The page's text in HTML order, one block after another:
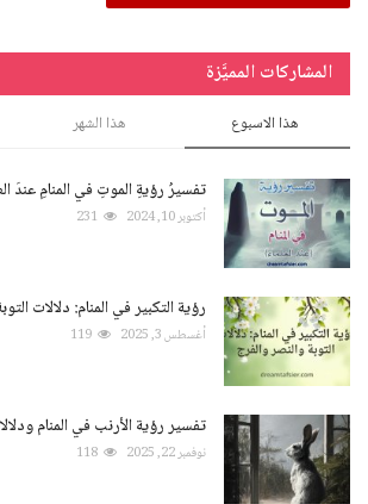
المشاركات المميَّزة
هذا الاسبوع هذا الشهر
تفسيرُ رؤيةِ الموتِ في المنامِ عندَ
أكتوبر 10, 2024 231
رؤية التكبير في المنام: دلالات
أغسطس 3, 2025 119
تفسير رؤية الأرنب في المنام
نوفمبر 22, 2025 118